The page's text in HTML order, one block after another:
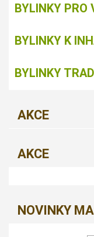
BYLINKY PRO
BYLINKY K
BYLINKY
AKCE
AKCE
NOVINKY